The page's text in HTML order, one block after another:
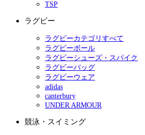
TSP
ラグビー
ラグビーカテゴリすべて
ラグビーボール
ラグビーシューズ・スパイク
ラグビーバッグ
ラグビーウェア
adidas
canterbury
UNDER ARMOUR
競泳・スイミング